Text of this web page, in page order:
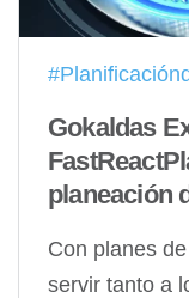
Gokaldas
planeación
Con planes
servir tanto a